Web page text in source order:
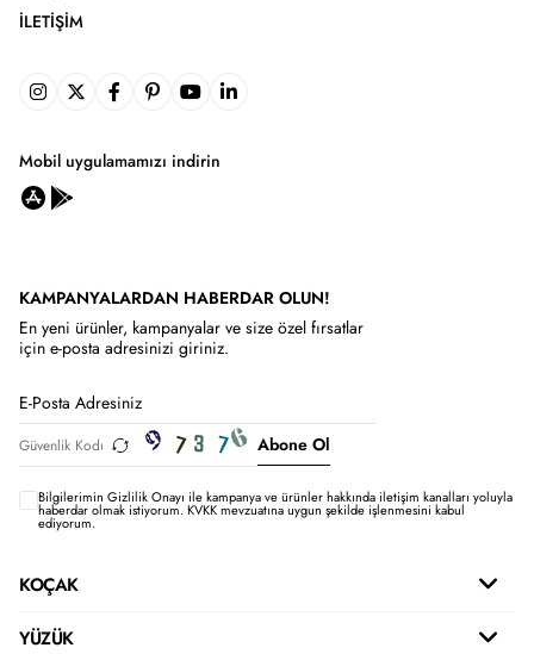
İLETIŞIM
Mobil uygulamamızı indirin
KAMPANYALARDAN HABERDAR OLUN!
En yeni ürünler, kampanyalar ve size özel fırsatlar
için e-posta adresinizi giriniz.
Abone Ol
Bilgilerimin Gizlilik Onayı ile kampanya ve ürünler hakkında iletişim kanalları yoluyla
haberdar olmak istiyorum.KVKK mevzuatına uygun şekilde işlenmesini kabul
ediyorum.
KOÇAK
YÜZÜK